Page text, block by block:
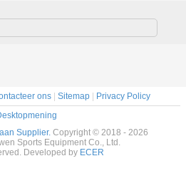
ons| Sitemap|
Privacy Policy
Supplier. Copyright © 2018 - 2026
Sports Equipment Co., Ltd.
Developed by ECER